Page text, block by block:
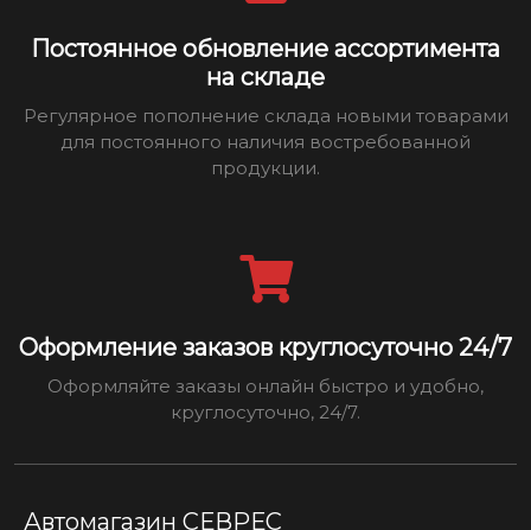
Постоянное обновление ассортимента
на складе
Регулярное пополнение склада новыми товарами
для постоянного наличия востребованной
продукции.
Оформление заказов круглосуточно 24/7
Оформляйте заказы онлайн быстро и удобно,
круглосуточно, 24/7.
Автомагазин СЕВРЕС